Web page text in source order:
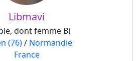
Libmavi
dont femme Bi
(76)/ Normandie
France